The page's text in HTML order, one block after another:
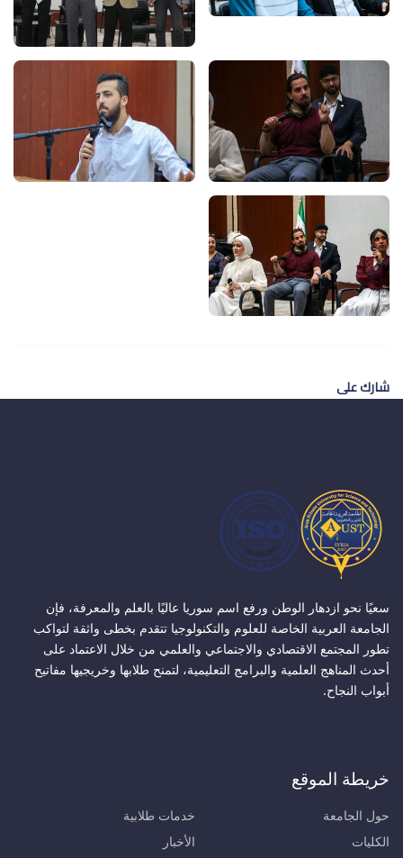
شارك على
سعيًا نحو ازدهار الوطن ورفع اسم سوريا عاليًا بالعلم والمعرفة، فإن
الجامعة العربية الخاصة للعلوم والتكنولوجيا تتقدم بخطى واثقة لتواكب
تطور المجتمع الاقتصادي والاجتماعي والعلمي من خلال الاعتماد على
أحدث المناهج العلمية والبرامج التعليمية، لتمنح طلابها وخريجيها مفاتيح
أبواب النجاح.
خريطة الموقع
حول الجامعة
الكليات
خدمات طلابية
الأخبار